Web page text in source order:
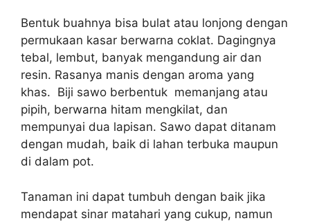
Bentuk buahnya bisa bulat atau lonjong dengan
permukaan kasar berwarna coklat. Dagingnya
tebal, lembut, banyak mengandung air dan
resin. Rasanya manis dengan aroma yang
khas. Biji sawo berbentuk memanjang atau
pipih, berwarna hitam mengkilat, dan
mempunyai dua lapisan. Sawo dapat ditanam
dengan mudah, baik di lahan terbuka maupun
di dalam pot.
Tanaman ini dapat tumbuh dengan baik jika
mendapat sinar matahari yang cukup, namun